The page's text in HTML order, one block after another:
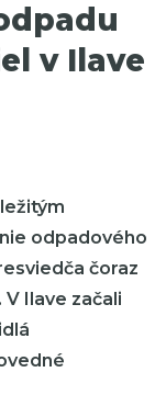
v Ilave
odpadového
čoraz
Ilave začali